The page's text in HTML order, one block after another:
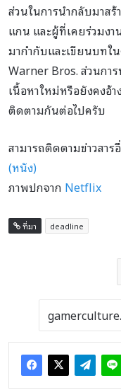
ส่วนในการนำกลับมาส
แกน และผู้ที่เคยร่วมง
มากำกับและเขียนบทใ
Warner Bros. ส่วนกา
เนื้อหาใหม่หรือยังคงอ้
ติดตามกันต่อไปครับ
สามารถติดตามข่าวสา
(หนัง)
ภาพปกจาก Netflix
ที่มา deadline